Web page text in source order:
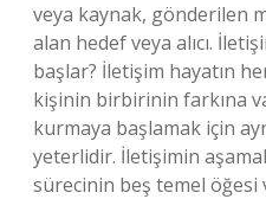
veya kaynak, gönderilen
alan hedef veya alıcı.
başlar? İletişim hayatın
kişinin birbirinin farkına
kurmaya başlamak için
yeterlidir. İletişimin
sürecinin beş temel öğesi